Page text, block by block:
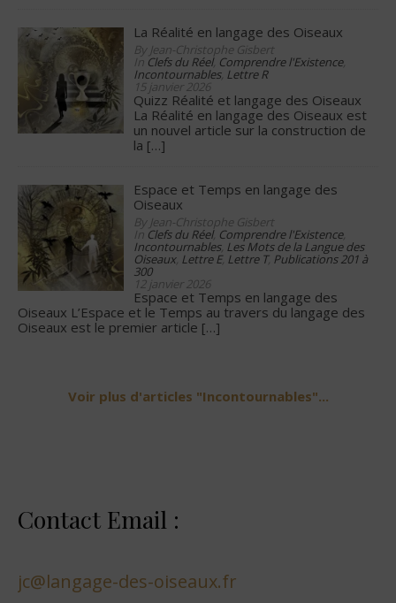
La Réalité en langage des Oiseaux
By Jean-Christophe Gisbert
In Clefs du Réel, Comprendre l'Existence,
Incontournables, Lettre R
15 janvier 2026
Quizz Réalité et langage des Oiseaux
La Réalité en langage des Oiseaux est
un nouvel article sur la construction de
la […]
Espace et Temps en langage des
Oiseaux
By Jean-Christophe Gisbert
In Clefs du Réel, Comprendre l'Existence,
Incontournables, Les Mots de la Langue des
Oiseaux, Lettre E, Lettre T, Publications 201 à
300
12 janvier 2026
Espace et Temps en langage des
Oiseaux L’Espace et le Temps au travers du langage des
Oiseaux est le premier article […]
Voir plus d'articles "Incontournables"...
Contact Email :
jc@langage-des-oiseaux.fr